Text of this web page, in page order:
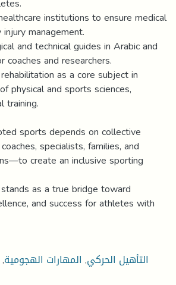
التأهيل الحركي, المهارات الهجومية,